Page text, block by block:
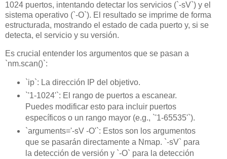
1024 puertos, intentando detectar los servicios (`-sV`) y el
sistema operativo (`-O`). El resultado se imprime de forma
estructurada, mostrando el estado de cada puerto y, si se
detecta, el servicio y su versión.
Es crucial entender los argumentos que se pasan a
`nm.scan()`:
`ip`: La dirección IP del objetivo.
`'1-1024'`: El rango de puertos a escanear.
Puedes modificar esto para incluir puertos
específicos o un rango mayor (e.g., `'1-65535'`).
`arguments='-sV -O'`: Estos son los argumentos
que se pasarán directamente a Nmap. `-sV` para
la detección de versión y `-O` para la detección